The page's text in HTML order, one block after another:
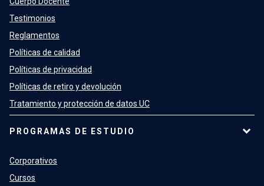
Testimonios
Reglamentos
Políticas de calidad
Políticas de privacidad
Políticas de retiro y devolución
Tratamiento y protección de datos UC
PROGRAMAS DE ESTUDIO
Corporativos
Cursos